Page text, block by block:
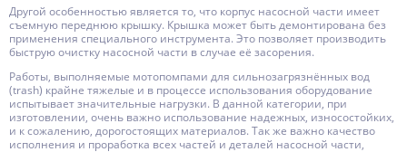
Другой особенностью является то, что корпус насосной части имеет
съемную переднюю крышку. Крышка может быть демонтирована без
применения специального инструмента. Это позволяет производить
быструю очистку насосной части в случае её засорения.
Работы, выполняемые мотопомпами для сильнозагрязнённых вод
(trash) крайне тяжелые и в процессе использования оборудование
испытывает значительные нагрузки. В данной категории, при
изготовлении, очень важно использование надежных, износостойких,
и к сожалению, дорогостоящих материалов. Так же важно качество
исполнения и проработка всех частей и деталей насосной части,